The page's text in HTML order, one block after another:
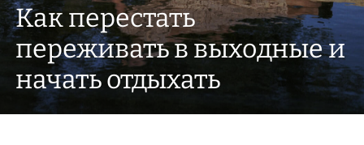
Как перестать
переживать в выходные и
начать отдыхать